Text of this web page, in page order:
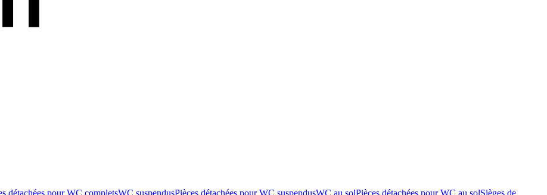
détachées pour WC completsWC suspendusPièces détachées pour WC suspendusWC au solPièces détachées pour WC au solSièges de